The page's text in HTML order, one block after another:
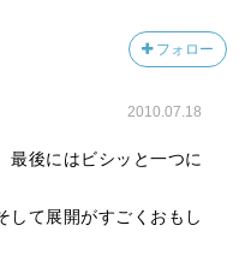
フォロー
2010.07.18
最後にはビシッと一つに
して展開がすごくおもし